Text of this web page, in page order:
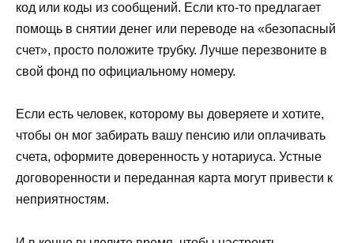
код или коды из сообщений. Если кто-то предлагает
помощь в снятии денег или переводе на «безопасный
счет», просто положите трубку. Лучше перезвоните в
свой фонд по официальному номеру.
Если есть человек, которому вы доверяете и хотите,
чтобы он мог забирать вашу пенсию или оплачивать
счета, оформите доверенность у нотариуса. Устные
договоренности и переданная карта могут привести к
неприятностям.